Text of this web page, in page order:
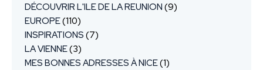
DÉCOUVRIR L'ILE DE LA REUNION (9)
EUROPE(110)
INSPIRATIONS (7)
LA VIENNE(3)
MES BONNES ADRESSES À NICE(1)